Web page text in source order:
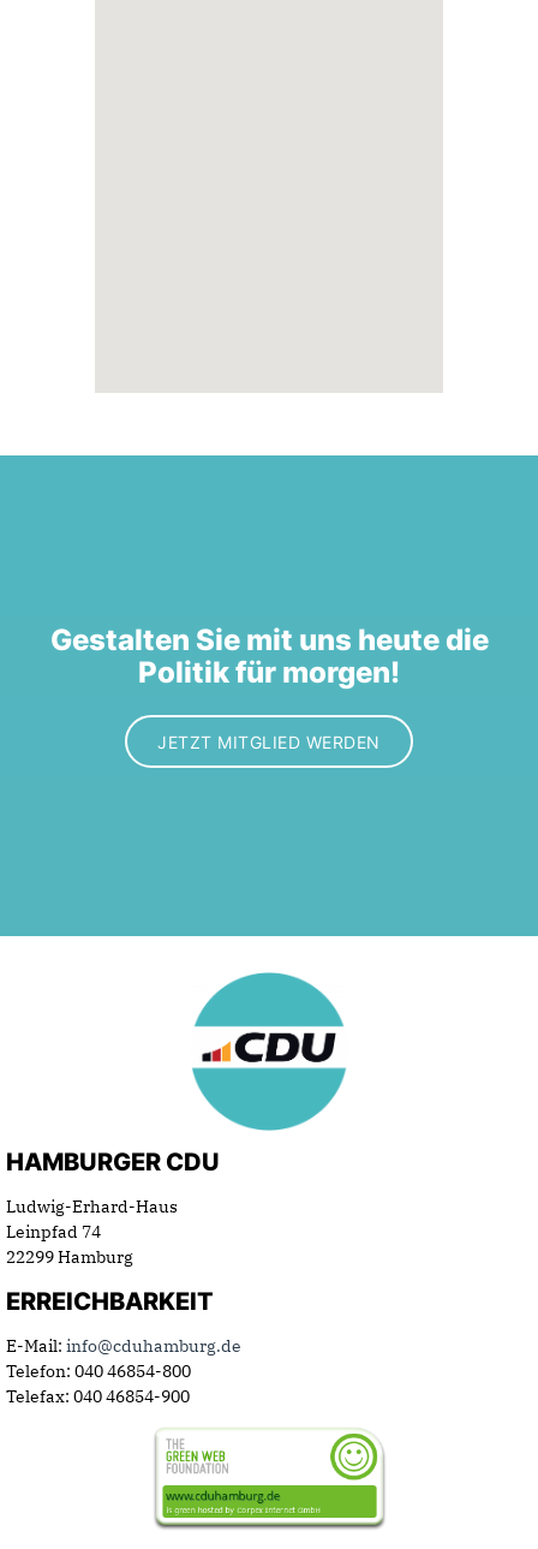
Gestalten Sie mit uns heute die
Politik für morgen!
JETZT MITGLIED WERDEN
HAMBURGER CDU
Ludwig-Erhard-Haus
Leinpfad 74
22299 Hamburg
ERREICHBARKEIT
E-Mail: info@cduhamburg.de
Telefon: 040 46854-800
Telefax: 040 46854-900